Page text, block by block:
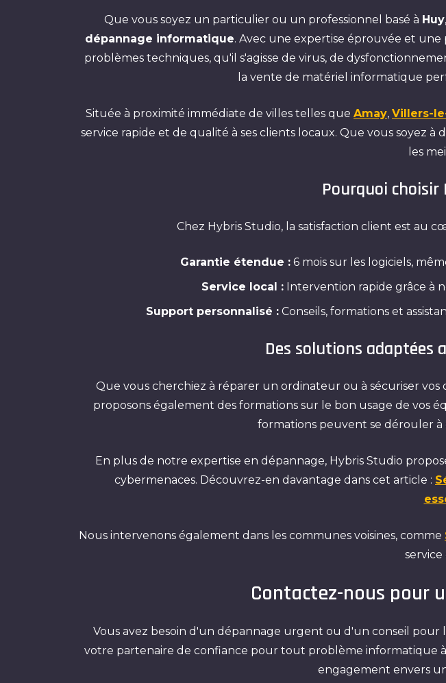
Que vous soyez un particulier ou un professionnel basé à Huy
dépannage informatique. Avec une expertise éprouvée et
problèmes techniques, qu'il s'agisse de virus, de
la vente de matériel informatique
Située à proximité immédiate de villes telles que Amay, Villers-
service rapide et de qualité à ses clients locaux. Que vous soyez
les
Pourquoi choisir
Chez Hybris Studio, la satisfaction client est au
Garantie étendue :6 mois sur les logiciels,
Service local :Intervention rapide grâce à
Support personnalisé : Conseils, formations et
Des solutions adaptées
Que vous cherchiez à réparer un ordinateur ou à sécuriser
proposons également des formations sur le bon usage de vos
formations peuvent se dérouler à
En plus de notre expertise en dépannage, Hybris Studio
cybermenaces. Découvrez-en davantage dans cet article :
Nous intervenons également dans les communes voisines, comme
Contactez-nous pour
Vous avez besoin d'un dépannage urgent ou d'un conseil
votre partenaire de confiance pour tout problème informatique à
engagement envers